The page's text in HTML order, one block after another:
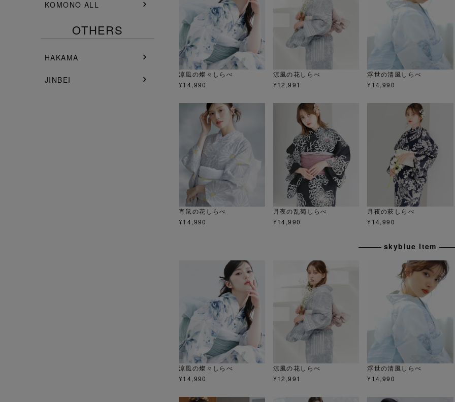
KOMONO ALL
OTHERS
HAKAMA
JINBEI
涼風の燦々しらべ
¥14,990
涼風の花しらべ
¥12,991
浮世の清風しらべ
¥14,990
宵鼠の花しらべ
¥14,990
月夜の乱菊しらべ
¥14,990
月夜の萩しらべ
¥14,990
skyblue Item
涼風の燦々しらべ
¥14,990
涼風の花しらべ
¥12,991
浮世の清風しらべ
¥14,990